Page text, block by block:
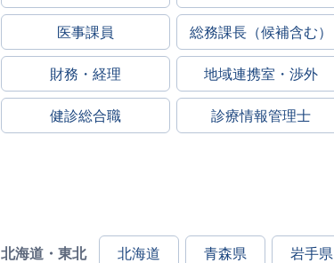
医事課員 総務課長（候補含む）
財務・経理 地域連携室・渉外
健診総合職 診療情報管理士
北海道・東北 北海道 青森県 岩手県